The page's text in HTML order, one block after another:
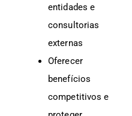
entidades e
consultorias
externas
Oferecer
benefícios
competitivos e